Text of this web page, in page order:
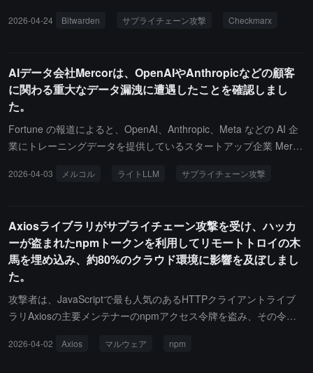
イスラエルまたはイランにあるデバイスのファイルをランダムに削
ral は、調査の結果、攻撃が侵害された開発者のデバイスから発生
したことを示しており、同社のインフラは侵害されていないと応じ
ています。
warden CI/CD パイプライン内の GitHub Action を悪用して、悪意
ステムには影響がありませんでした。影響を受けたのは、その時間
帯に npm からこのバージョンをインストールしたユーザーのみで
す。公式は、影響を受けたユーザーに対し、2026.4.0 を直ちにアン
インストールし、npm キャッシュをクリアし、API トークンや SS
H キーなどの機密資格情報をローテーションし、GitHub と CI の異
ることを推奨しています。
2026-04-24 Bitwarden サプライチェーン攻撃 Checkmarx
AIデータ会社Mercorは、OpenAIやAnthropicなどの顧客
に関わる重大なデータ漏洩に遭遇したことを確認しまし
た。
Fortune の報道によると、OpenAI、Anthropic、Meta などの AI 企
業にトレーニングデータを提供しているスタートアップ企業 Merco
の事件は、開発者が AI サービスを接続するために広く使用してい
す。攻撃はハッカーグループ TeamPCP によって引き起こされ、Lit
eLLM に悪意のあるコードを埋め込むことで認証情報を盗みまし
た。別のハッカーグループ Lapsus$ は、その後、Mercor から最大
4TB のデータを取得したと主張しました。これにはソースコード、
データベースの記録、内部 Slack コミュニケーション、プラットフ
ォームの対話ビデオなどが含まれています。未確認の報告によれ
ェクト情報が漏洩した可能性があります。Mercor は、事態を抑制
2026-04-03 メルコル ライトLLM サプライチェーン攻撃
Axiosライブラリがサプライチェーン攻撃を受け、ハッカ
ーが盗まれたnpmトークンを利用してリモートトロイの木
馬を埋め込み、約80%のクラウド環境に影響を及ぼしまし
た。
攻撃者は、JavaScriptで最も人気のあるHTTPクライアントライブ
ラリAxiosの主要メンテナーのnpmアクセス令牌を盗み、その令牌
木馬（RAT）を含む2つの悪意のあるバージョン（axios@1.14.1とa
2026-04-02 Axios マルウェア npm